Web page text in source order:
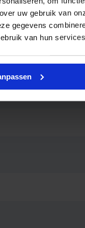
uw gebruik van
gegevens
van hun